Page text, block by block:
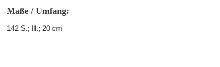
Maße / Umfang:
142 S.; Ill.; 20 cm